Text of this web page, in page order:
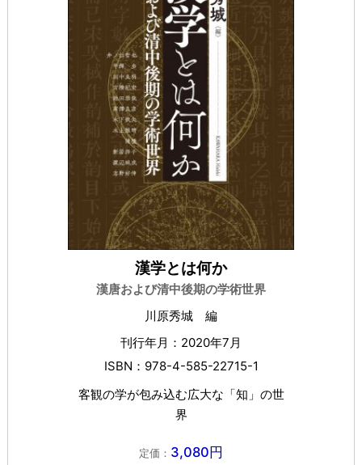
漢学とは何か
漢唐および清中後期の学術世界
川原秀城 編
刊行年月：2020年7月
ISBN：978-4-585-22715-1
客観の学が包み込む広大な「知」の世
界
定価： 3,080円